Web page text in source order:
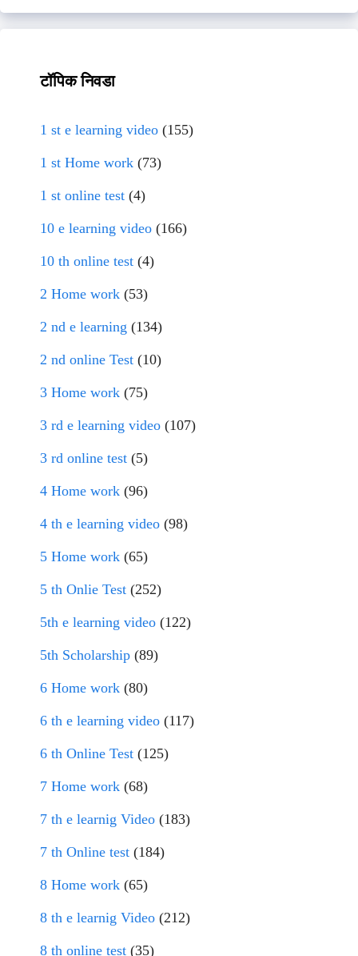
टॉपिक निवडा
1 st e learning video (155)
1 st Home work (73)
1 st online test (4)
10 e learning video (166)
10 th online test (4)
2 Home work (53)
2 nd e learning (134)
2 nd online Test (10)
3 Home work (75)
3 rd e learning video (107)
3 rd online test (5)
4 Home work (96)
4 th e learning video (98)
5 Home work (65)
5 th Onlie Test (252)
5th e learning video (122)
5th Scholarship (89)
6 Home work (80)
6 th e learning video (117)
6 th Online Test (125)
7 Home work (68)
7 th e learnig Video (183)
7 th Online test (184)
8 Home work (65)
8 th e learnig Video (212)
8 th online test (35)